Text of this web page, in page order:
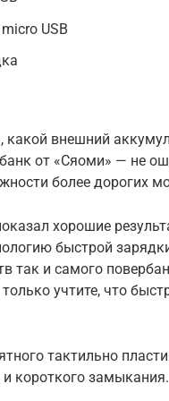
USB
какой внешний
от «Сяоми» — не
более дорогих
хорошие
быстрой
так и самого
учтите, что
тактильно
и короткого замыкания.